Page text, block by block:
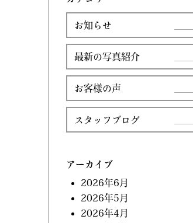
お知らせ
最新の写真紹介
お客様の声
スタッフブログ
アーカイブ
2026年6月
2026年5月
2026年4月